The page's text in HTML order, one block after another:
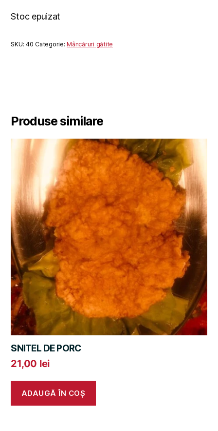
Stoc epuizat
SKU:40 Categorie:Mâncăruri gătite
Produse similare
SNITEL DE PORC
21,00 lei
ADAUGĂ ÎN COȘ